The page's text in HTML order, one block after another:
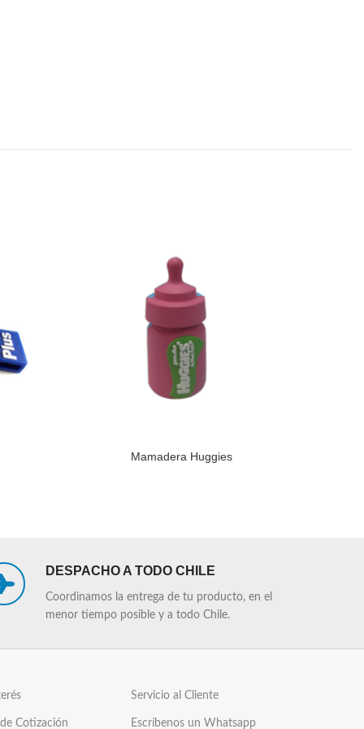
Mamadera Huggies
DESPACHO A TODO CHILE
Coordinamos la entrega de tu producto, en el
menor tiempo posible y a todo Chile.
Cotización
Servicio al Cliente
Escríbenos un Whatsapp